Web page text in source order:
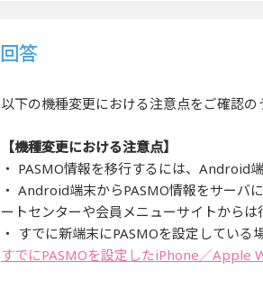
回答
以下の機種変更における注意点をご確認の
【機種変更における注意点】
・ PASMO情報を移行するには、Android
・ Android端末からPASMO情報をサーバ
ートセンターや会員メニューサイトからは
・ すでに新端末にPASMOを設定してい
すでにPASMOを設定したiPhone／Apple